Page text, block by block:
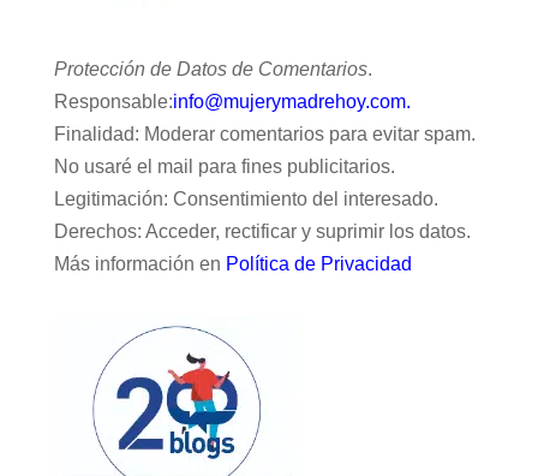
Protección de Datos de Comentarios.
Responsable:info@mujerymadrehoy.com.
Finalidad: Moderar comentarios para evitar spam.
No usaré el mail para fines publicitarios.
Legitimación: Consentimiento del interesado.
Derechos: Acceder, rectificar y suprimir los datos.
Más información en Política de Privacidad